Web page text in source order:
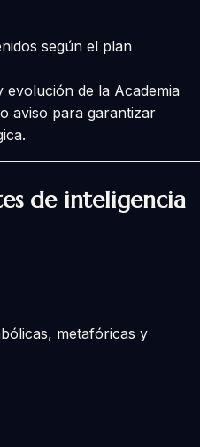
según el plan
evolución de la Academia
aviso para garantizar
de inteligencia
metafóricas y